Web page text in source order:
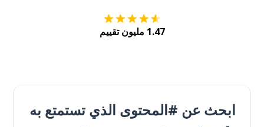
1.47 مليون تقييم
ابحث عن #المحتوى الذي تستمتع به